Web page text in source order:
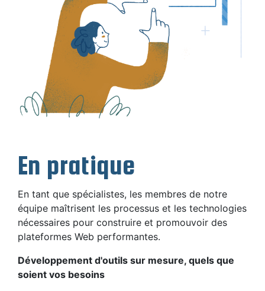
En pratique
En tant que spécialistes, les membres de notre
équipe maîtrisent les processus et les technologies
nécessaires pour construire et promouvoir des
plateformes Web performantes.
Développement d'outils sur mesure, quels que
soient vos besoins